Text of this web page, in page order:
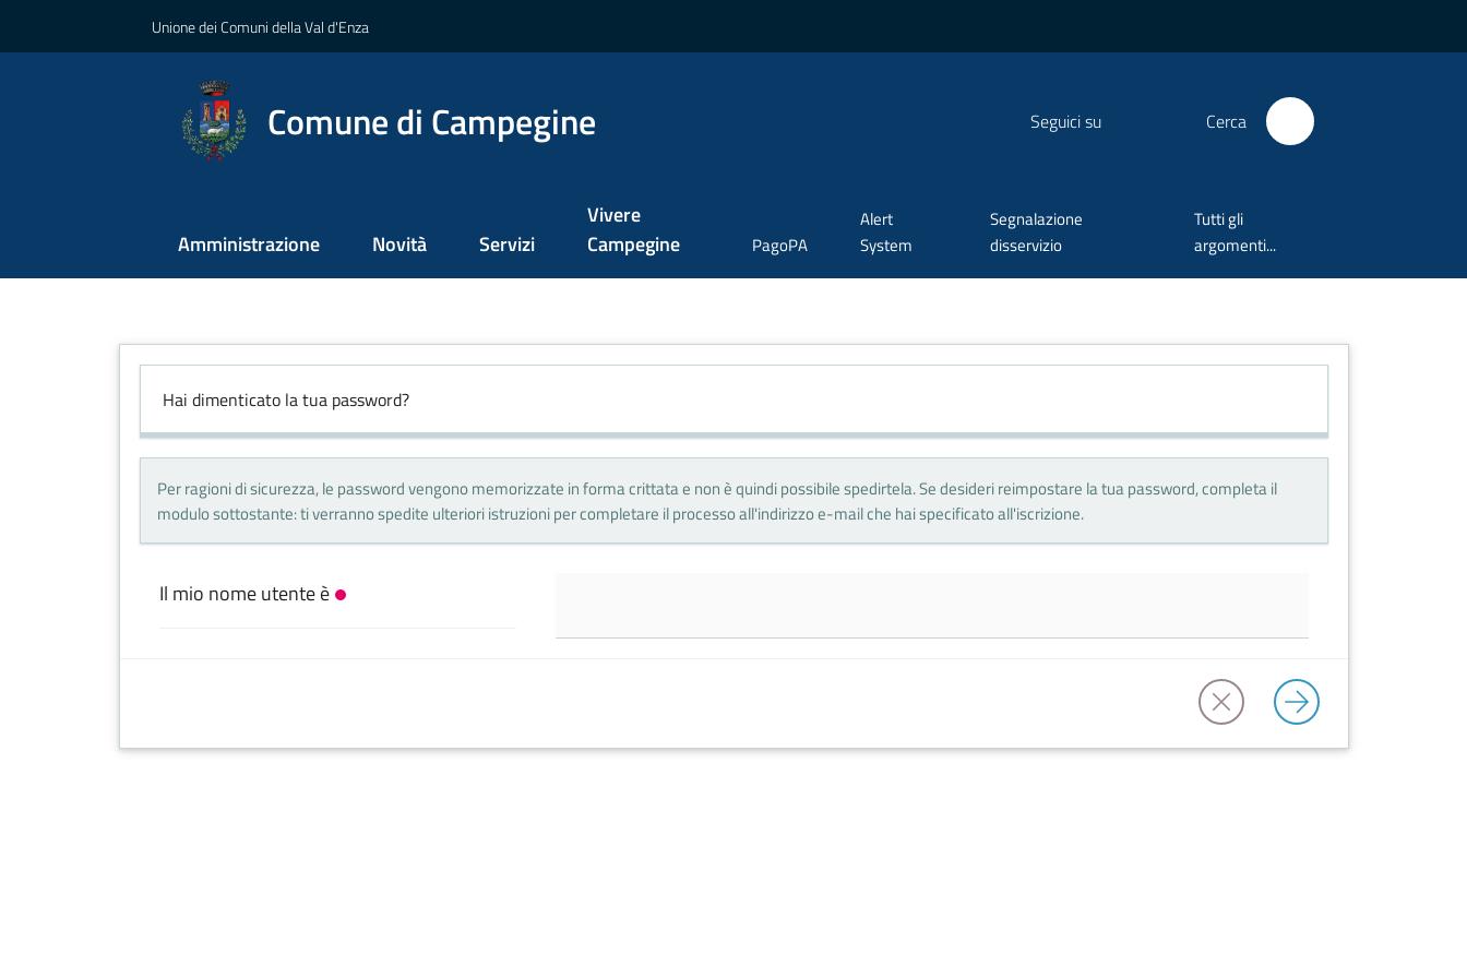
Unione dei Comuni della Val d'Enza
Comune di Campegine Seguici su Cerca
Amministrazione Novità Servizi
Vivere
Campegine
PagoPA
Alert
System
Segnalazione
disservizio
Tutti gli
argomenti...
Hai dimenticato la tua password?
Per ragioni di sicurezza, le password vengono memorizzate in forma crittata e non è quindi possibile spedirtela. Se desideri reimpostare la tua password, completa il
modulo sottostante: ti verranno spedite ulteriori istruzioni per completare il processo all'indirizzo e-mail che hai specificato all'iscrizione.
Il mio nome utente è